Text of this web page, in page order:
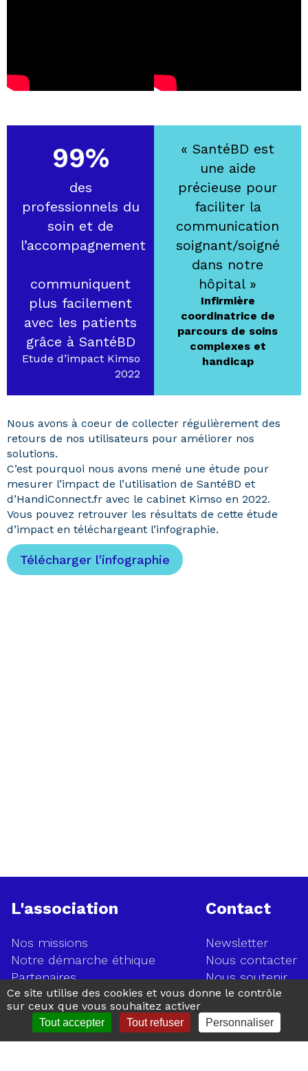
Ce site utilise des cookies et vous donne le contrôle
sur ceux que vous souhaitez activer
Tout accepter Tout refuser Personnaliser
99%
des
professionnels du
soin et de
l’accompagnement
communiquent
plus facilement
avec les patients
grâce à SantéBD
Etude d’impact Kimso
2022
« SantéBD est
une aide
précieuse pour
faciliter la
communication
soignant/soigné
dans notre
hôpital »
Infirmière
coordinatrice de
parcours de soins
complexes et
handicap
Nous avons à coeur de collecter régulièrement des
retours de nos utilisateurs pour améliorer nos
solutions.
C’est pourquoi nous avons mené une étude pour
mesurer l’impact de l’utilisation de SantéBD et
d’HandiConnect.fr avec le cabinet Kimso en 2022.
Vous pouvez retrouver les résultats de cette étude
d’impact en téléchargeant l’infographie.
Télécharger l'infographie
L'association
Nos missions
Notre démarche éthique
Partenaires
Notre expertise
Contact
Newsletter
la
page
à
la
Nous contacter
Nous soutenir
Recrutement
Presse